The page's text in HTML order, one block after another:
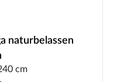
naturbelassen
cm